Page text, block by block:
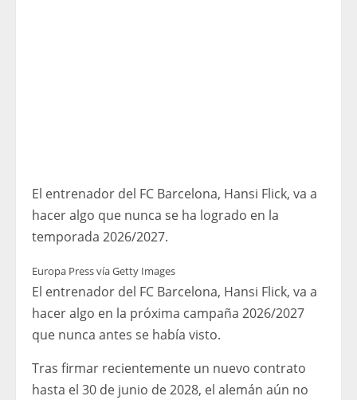
El entrenador del FC Barcelona, ​​Hansi Flick, va a
hacer algo que nunca se ha logrado en la
temporada 2026/2027.
Europa Press vía Getty Images
El entrenador del FC Barcelona, ​​Hansi Flick, va a
hacer algo en la próxima campaña 2026/2027
que nunca antes se había visto.
Tras firmar recientemente un nuevo contrato
hasta el 30 de junio de 2028, el alemán aún no